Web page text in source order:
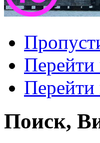
Перейти
Поиск,